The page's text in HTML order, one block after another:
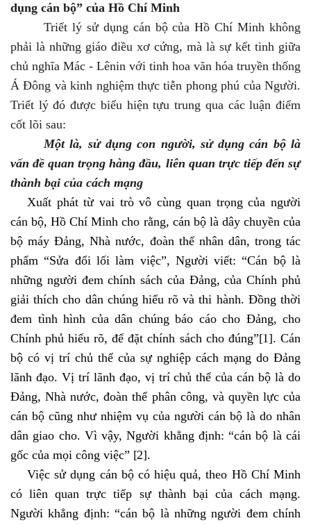
dụng cán bộ” của Hồ Chí Minh
Triết lý sử dụng cán bộ của Hồ Chí Minh không
phải là những giáo điều xơ cứng, mà là sự kết tinh giữa
chủ nghĩa Mác - Lênin với tinh hoa văn hóa truyền thống
Á Đông và kinh nghiệm thực tiễn phong phú của Người.
Triết lý đó được biểu hiện tựu trung qua các luận điểm
cốt lõi sau:
Một là, sử dụng con người, sử dụng cán bộ là
vấn đề quan trọng hàng đầu, liên quan trực tiếp đến sự
thành bại của cách mạng
Xuất phát từ vai trò vô cùng quan trọng của người
cán bộ, Hồ Chí Minh cho rằng, cán bộ là dây chuyền của
bộ máy Đảng, Nhà nước, đoàn thể nhân dân, trong tác
phẩm “Sửa đổi lối làm việc”, Người viết: “Cán bộ là
những người đem chính sách của Đảng, của Chính phủ
giải thích cho dân chúng hiểu rõ và thi hành. Đồng thời
đem tình hình của dân chúng báo cáo cho Đảng, cho
Chính phủ hiểu rõ, để đặt chính sách cho đúng”[1]. Cán
bộ có vị trí chủ thể của sự nghiệp cách mạng do Đảng
lãnh đạo. Vị trí lãnh đạo, vị trí chủ thể của cán bộ là do
Đảng, Nhà nước, đoàn thể phân công, và quyền lực của
cán bộ cũng như nhiệm vụ của người cán bộ là do nhân
dân giao cho. Vì vậy, Người khẳng định: “cán bộ là cái
gốc của mọi công việc” [2].
Việc sử dụng cán bộ có hiệu quả, theo Hồ Chí Minh
có liên quan trực tiếp sự thành bại của cách mạng.
Người khẳng định: “cán bộ là những người đem chính